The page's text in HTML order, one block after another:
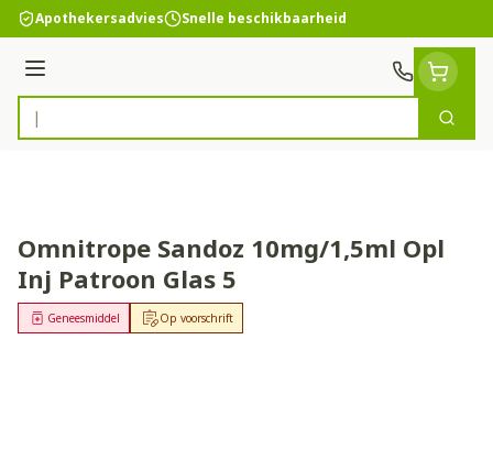
Ga naar de inhoud
Apothekersadvies Snelle beschikbaarheid
Menu
Product, merk, categorie...
Zoek
Omnitrope Sandoz 10mg/1,5ml Opl
Inj Patroon Glas 5
Op voorschrift
Geneesmiddel